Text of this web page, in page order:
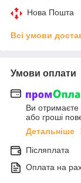
Нова Пошта
Всі умови
Умови оплати
Ви
або гроші
Детальніше
Післяплата
Оплата на